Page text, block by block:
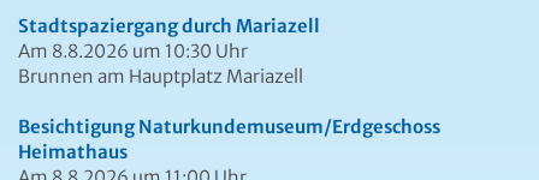
Stadtspaziergang durch Mariazell
Am 8.8.2026 um 10:30 Uhr
Brunnen am Hauptplatz Mariazell
Besichtigung Naturkundemuseum/Erdgeschoss
Heimathaus